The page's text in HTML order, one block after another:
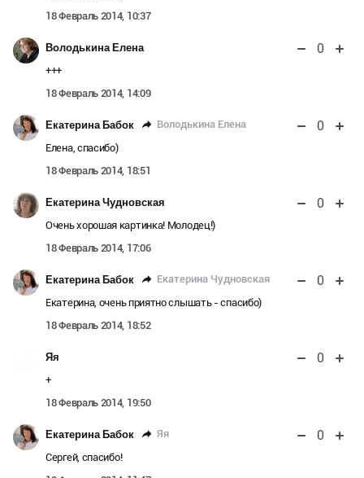
18 Февраль 2014, 10:37
Володькина Елена 0
+++
18 Февраль 2014, 14:09
Екатерина Бабок Володькина Елена 0
Елена, спасибо)
18 Февраль 2014, 18:51
Екатерина Чудновская 0
Очень хорошая картинка! Молодец!)
18 Февраль 2014, 17:06
Екатерина Бабок Екатерина Чудновская 0
Екатерина, очень приятно слышать - спасибо)
18 Февраль 2014, 18:52
Яя 0
+
18 Февраль 2014, 19:50
Екатерина Бабок Яя 0
Сергей, спасибо!